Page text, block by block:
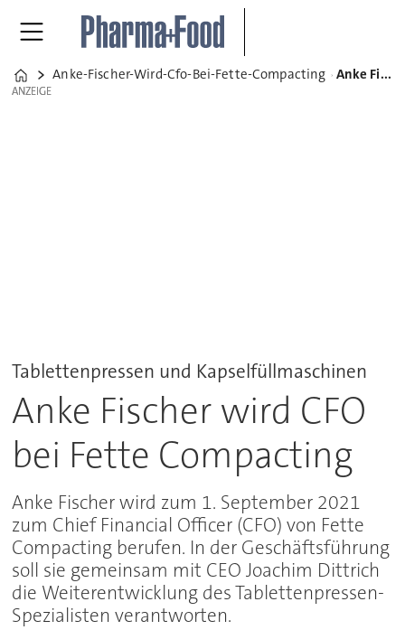
Home
Anke-Fischer-Wird-Cfo-Bei-Fette-Compacting Anke Fischer wird CFO bei Fette Compacting
ANZEIGE
ANZEIGE
Tablettenpressen und Kapselfüllmaschinen
Anke Fischer wird CFO
bei Fette Compacting
Anke Fischer wird zum 1. September 2021
zum Chief Financial Officer (CFO) von Fette
Compacting berufen. In der Geschäftsführung
soll sie gemeinsam mit CEO Joachim Dittrich
die Weiterentwicklung des Tablettenpressen-
Spezialisten verantworten.